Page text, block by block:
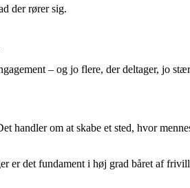
der rører sig.
– og jo flere, der deltager, jo
om at skabe et sted, hvor
er det fundament i høj grad båret af